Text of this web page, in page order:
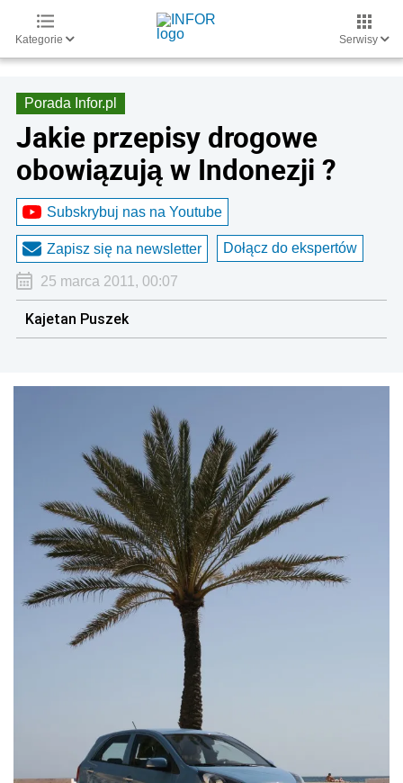
Kategorie Serwisy
Porada Infor.pl
Jakie przepisy drogowe
obowiązują w Indonezji ?
Subskrybuj nas na Youtube
Zapisz się na newsletter Dołącz do ekspertów
25 marca 2011, 00:07
Kajetan Puszek